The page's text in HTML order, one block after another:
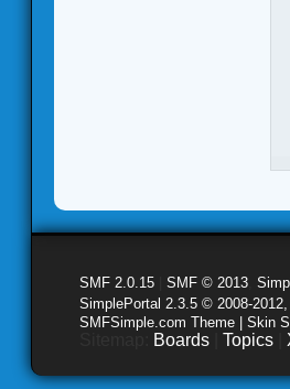
SMF 2.0.15 SMF © 2013
SimplePortal 2.3.5 © 2008-
SMFSimple.com Theme | Skin
Boards Topics